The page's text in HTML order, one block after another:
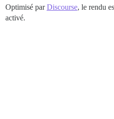
Optimisé parDiscourse, le rendu
activé.